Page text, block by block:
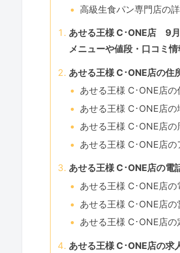
高級生食パン専門店の
あせる王様 C･ONE店 9
メニューや値段・口コミ情
あせる王様 C･ONE店の住
あせる王様 C･ONE店の
あせる王様 C･ONE店の
あせる王様 C･ONE店
あせる王様 C･ONE店の
あせる王様 C･ONE店の電
あせる王様 C･ONE店の
あせる王様 C･ONE店の
あせる王様 C･ONE店の
あせる王様 C･ONE店の求